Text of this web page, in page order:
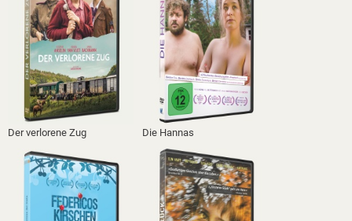
Der verlorene Zug Die Hannas